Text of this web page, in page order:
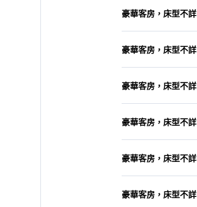
豪華客房，床型不詳
豪華客房，床型不詳
豪華客房，床型不詳
豪華客房，床型不詳
豪華客房，床型不詳
豪華客房，床型不詳